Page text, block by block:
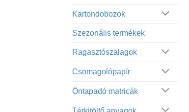
Kartondobozok
Szezonális termékek
Ragasztószalagok
Csomagolópapír
Öntapadó matricák